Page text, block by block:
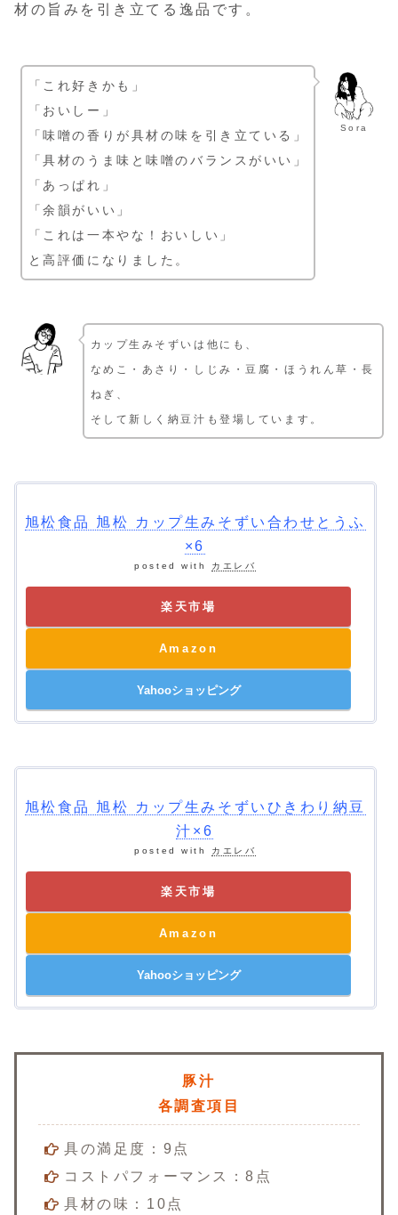
材の旨みを引き立てる逸品です。
Sora
「これ好きかも」
「おいしー」
「味噌の香りが具材の味を引き立ている」
「具材のうま味と味噌のバランスがいい」
「あっぱれ」
「余韻がいい」
「これは一本やな！おいしい」
と高評価になりました。
カップ生みそずいは他にも、
なめこ・あさり・しじみ・豆腐・ほうれん草・長
ねぎ、
そして新しく納豆汁も登場しています。
旭松食品 旭松 カップ生みそずい合わせとうふ
×6
posted with カエレバ
楽天市場
Amazon
Yahooショッピング
旭松食品 旭松 カップ生みそずいひきわり納豆
汁×6
posted with カエレバ
楽天市場
Amazon
Yahooショッピング
豚汁
各調査項目
具の満足度：9点
コストパフォーマンス：8点
具材の味：10点